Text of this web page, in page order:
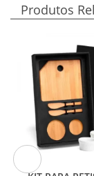
Produtos